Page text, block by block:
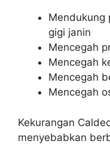
Mendukung
gigi janin
Mencegah
Mencegah
Mencegah
Mencegah
Kekurangan
menyebabkan